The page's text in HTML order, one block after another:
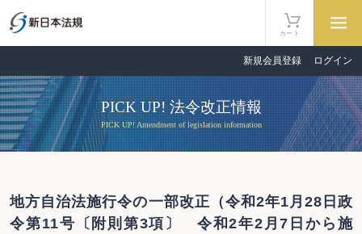
カート
新規会員登録 ログイン
PICK UP! 法令改正情報
PICK UP! Amendment of legislation information
地方自治法施行令の一部改正（令和2年1月28日政
令第11号〔附則第3項〕 令和2年2月7日から施